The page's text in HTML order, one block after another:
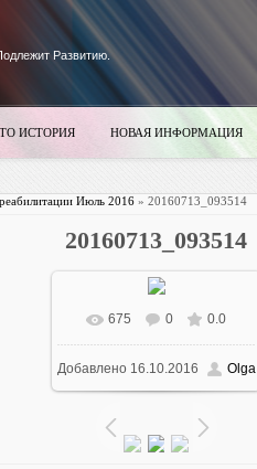
Развитию.
ИСТОРИЯ НОВАЯ ИНФОРМАЦИЯ
Июль 2016» 20160713_093514
20160713_093514
В реальном размере
700x395/ 2920.8Kb
675 0 0.0
Добавлено16.10.2016 Olga